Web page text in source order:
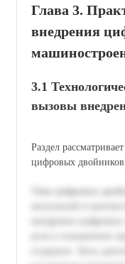
Глава 3.
внедрения
3.1
вызовы
Раздел
цифровых двойников